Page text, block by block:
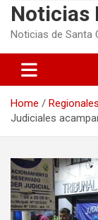
Noticias
Noticias de Santa
Home
Regionales
Judiciales